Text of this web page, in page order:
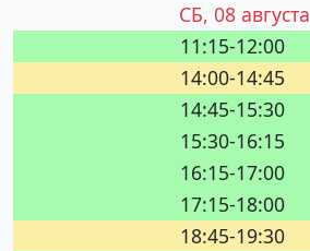
СБ, 08 августа
11:15-12:00
14:00-14:45
14:45-15:30
15:30-16:15
16:15-17:00
17:15-18:00
18:45-19:30